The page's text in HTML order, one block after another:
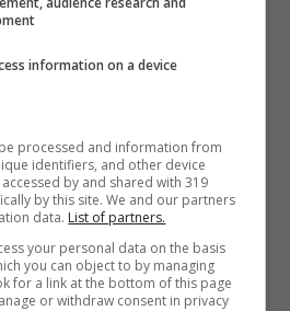
per tre mesi
dopo la gara ha atteso
uscisse dallo
altre parole per
co***ne. Non mi faccio
da un co***ne
Roma-Juventus, cori
information on a device
processed and information from
identifiers, and other device
by and shared with 319
by this site. We and our partners
data. List of partners.
your personal data on the basis
you can object to by managing
for a link at the bottom of this page
or withdraw consent in privacy